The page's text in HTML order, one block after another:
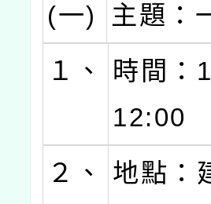
(一)
主題：
１、
時間：
12:00
２、
地點：